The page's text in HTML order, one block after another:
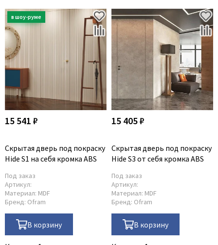
15 541 ₽
Скрытая дверь под покраску
Hide S1 на себя кромка ABS
Под заказ
Артикул:
Материал: MDF
Бренд: Ofram
В корзину
15 405 ₽
Скрытая дверь под покраску
Hide S3 от себя кромка ABS
Под заказ
Артикул:
Материал: MDF
Бренд: Ofram
В корзину